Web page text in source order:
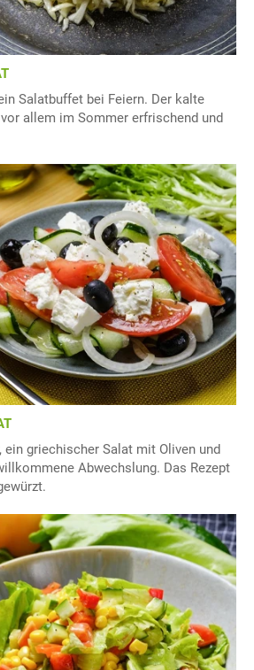
Salatbuffet bei Feiern. Der kalte
allem im Sommer erfrischend und
ein griechischer Salat mit Oliven und
Abwechslung. Das Rezept